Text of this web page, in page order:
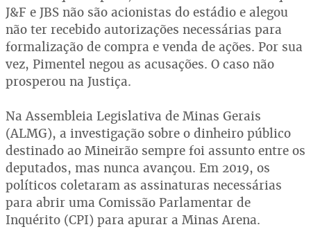
J&F e JBS não são acionistas do estádio e alegou
não ter recebido autorizações necessárias para
formalização de compra e venda de ações. Por sua
vez, Pimentel negou as acusações. O caso não
prosperou na Justiça.
Na Assembleia Legislativa de Minas Gerais
(ALMG), a investigação sobre o dinheiro público
destinado ao Mineirão sempre foi assunto entre os
deputados, mas nunca avançou. Em 2019, os
políticos coletaram as assinaturas necessárias
para abrir uma Comissão Parlamentar de
Inquérito (CPI) para apurar a Minas Arena.